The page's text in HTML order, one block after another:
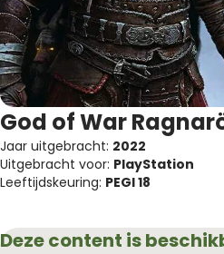
God of War
Jaar uitgebracht: 2022
Uitgebracht voor: PlayStation
Leeftijdskeuring: PEGI 18
Deze content is